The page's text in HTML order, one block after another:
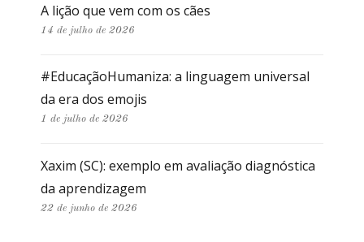
A lição que vem com os cães
14 de julho de 2026
#EducaçãoHumaniza: a linguagem universal
da era dos emojis
1 de julho de 2026
Xaxim (SC): exemplo em avaliação diagnóstica
da aprendizagem
22 de junho de 2026